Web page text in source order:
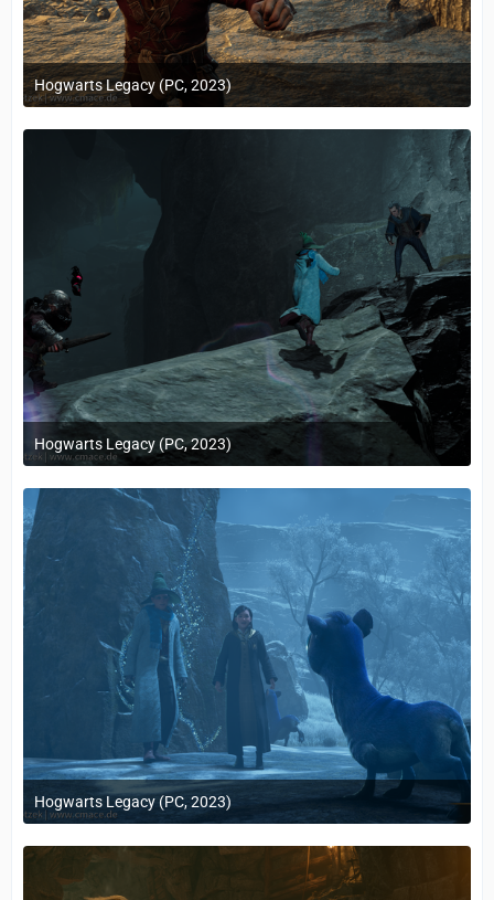
Hogwarts Legacy (PC, 2023)
24. Februar 2023 um 10:12
Hogwarts Legacy (PC, 2023)
24. Februar 2023 um 10:12
Hogwarts Legacy (PC, 2023)
24. Februar 2023 um 10:12